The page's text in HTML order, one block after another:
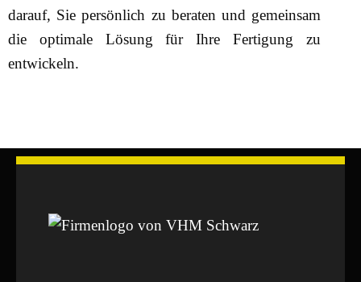
darauf, Sie persönlich zu beraten und gemeinsam
die optimale Lösung für Ihre Fertigung zu
entwickeln.